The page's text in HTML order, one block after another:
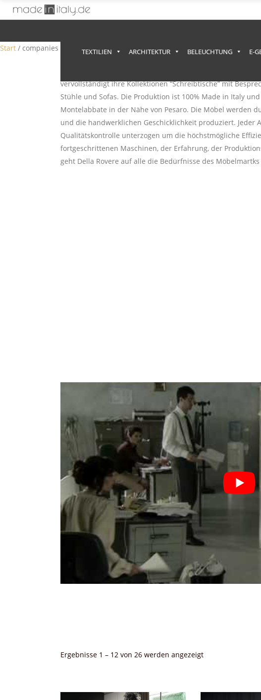
Anzeige
TEXTILIEN ARCHITEKTUR BELEUCHTUNG E-
Start / companies / Della Rovere Office & Contract SRL
Della Rovere ist eine italienische Firma, die seit 25 Jahren
vervollständigt ihre Kollektionen “Schreibtische” mit
Stühle und Sofas. Die Produktion ist 100% Made in Italy
Montelabbate in der Nähe von Pesaro. Die Möbel werden
und die handwerklichen Geschicklichkeit produziert. Jeder
Qualitätskontrolle unterzogen um die höchstmögliche
fortgeschrittenen Maschinen, der Erfahrung, der
geht Della Rovere auf alle die Bedürfnisse des
Ergebnisse 1 – 12 von 26 werden angezeigtNach